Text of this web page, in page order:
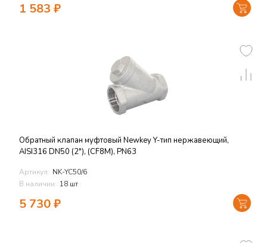
1 583 ₽
Обратный клапан муфтовый Newkey Y-тип нержавеющий,
AISI316 DN50 (2"), (CF8M), PN63
Артикул: NK-YC50/6
В наличии: 18 шт
5 730₽